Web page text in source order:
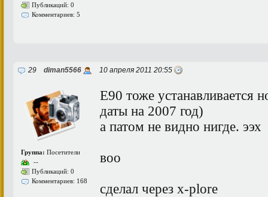
Публикаций: 0
Комментариев: 5
29 diman5566 10 апреля 2011 20:55
Группа: Посетители
--
Публикаций: 0
Комментариев: 168
E90 тоже устанавливается
даты на 2007 год)
а патом не видно нигде. ээх
воо
сделал через x-plore